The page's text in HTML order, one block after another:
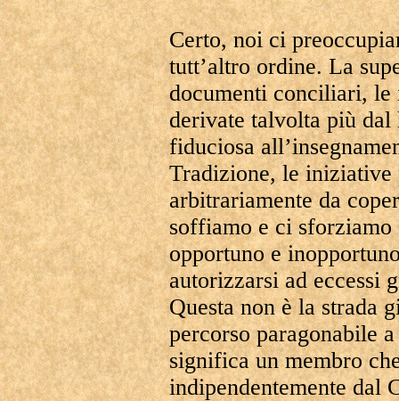
Certo, noi ci
tutt’altro ordine. La
documenti conciliari,
derivate talvolta più dal
fiduciosa
Tradizione, le iniziative
arbitrariamente da
soffiamo e ci
opportuno e
autorizzarsi ad eccessi
Questa non è la strada
percorso paragonabile
significa un membro
indipendentemente dal